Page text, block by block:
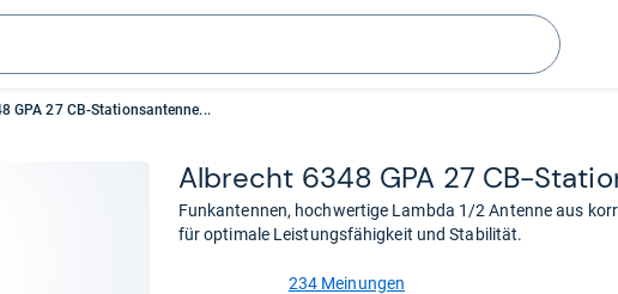
Suchen
GPA 27 CB-Stationsantenne...
Albrecht 6348 GPA 27 CB-​
Funkantennen, hochwertige Lambda 1/2 Antenne aus
für optimale Leistungsfähigkeit und Stabilität.
234 Meinungen